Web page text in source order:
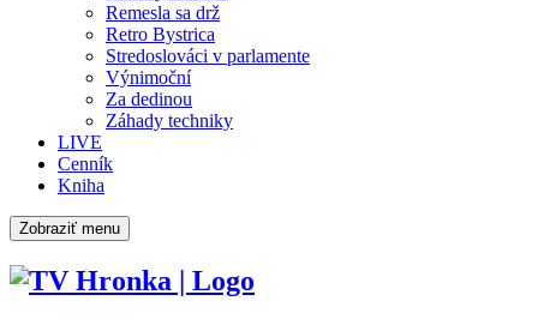
Remesla sa drž
Retro Bystrica
Stredoslováci v parlamente
Výnimoční
Za dedinou
Záhady techniky
LIVE
Cenník
Kniha
Zobraziť menu